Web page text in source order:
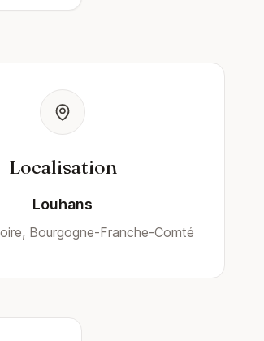
Localisation
Louhans
Bourgogne-Franche-Comté